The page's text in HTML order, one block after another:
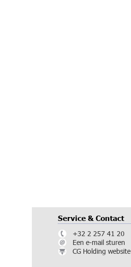
Service & Contact
+32 2 257 41 20
Een e-mail sturen
CG Holding website